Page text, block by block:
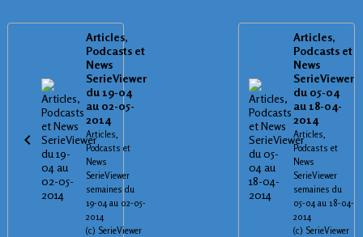
Articles,
Podcasts et
News
SerieViewer
du 19-04
au 02-05-
2014
Articles,
Podcasts et
News
SerieViewer
semaines du
19-04 au 02-05-
2014
(c) SerieViewer
Articles,
Podcasts et
News
SerieViewer
du 05-04
au 18-04-
2014
Articles,
Podcasts et
News
SerieViewer
semaines du
05-04 au 18-04-
2014
(c) SerieViewer